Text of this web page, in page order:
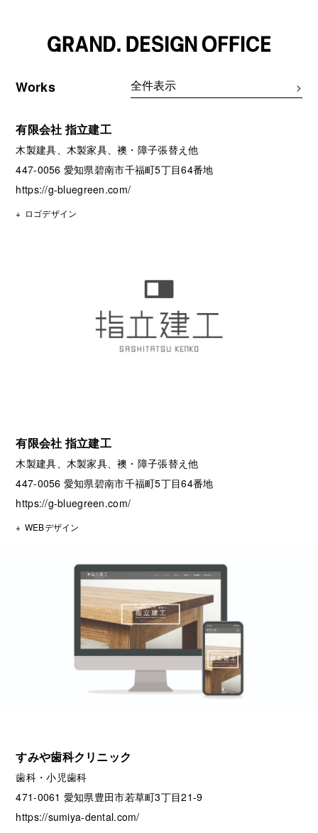
Works
有限会社 指立建工
木製建具、木製家具、襖・障子張替え他
447-0056 愛知県碧南市千福町5丁目64番地
https://g-bluegreen.com/
ロゴデザイン
有限会社 指立建工
木製建具、木製家具、襖・障子張替え他
447-0056 愛知県碧南市千福町5丁目64番地
https://g-bluegreen.com/
WEBデザイン
すみや歯科クリニック
歯科・小児歯科
471-0061 愛知県豊田市若草町3丁目21-9
https://sumiya-dental.com/